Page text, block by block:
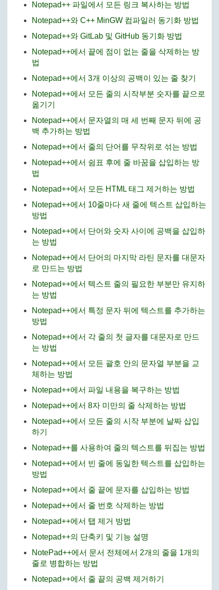
Notepad++ 파일에서 모든 링크 복사하는 방법
Notepad++와 C++ MinGW 컴파일러 동기화 방법
Notepad++와 GitLab 및 GitHub 동기화 방법
Notepad++에서 끝에 점이 없는 줄을 삭제하는 방
법
Notepad++에서 3개 이상의 공백이 있는 줄 찾기
Notepad++에서 모든 줄의 시작부분 숫자를 끝으로
옮기기
Notepad++에서 문자열의 매 세 번째 문자 뒤에 공
백 추가하는 방법
Notepad++에서 줄의 단어를 무작위로 섞는 방법
Notepad++에서 쉼표 후에 줄 바꿈을 삽입하는 방
법
Notepad++에서 모든 HTML 태그 제거하는 방법
Notepad++에서 10줄마다 새 줄에 텍스트 삽입하는
방법
Notepad++에서 단어와 숫자 사이에 공백을 삽입하
는 방법
Notepad++에서 단어의 마지막 라틴 문자를 대문자
로 만드는 방법
Notepad++에서 텍스트 줄의 필요한 부분만 유지하
는 방법
Notepad++에서 특정 문자 뒤에 텍스트를 추가하는
방법
Notepad++에서 각 줄의 첫 글자를 대문자로 만드
는 방법
Notepad++에서 모든 괄호 안의 문자열 부분을 교
체하는 방법
Notepad++에서 파일 내용을 복구하는 방법
Notepad++에서 8자 미만의 줄 삭제하는 방법
Notepad++에서 모든 줄의 시작 부분에 날짜 삽입
하기
Notepad++를 사용하여 줄의 텍스트를 뒤집는 방법
Notepad++에서 빈 줄에 동일한 텍스트를 삽입하는
방법
Notepad++에서 줄 끝에 문자를 삽입하는 방법
Notepad++에서 줄 번호 삭제하는 방법
Notepad++에서 탭 제거 방법
Notepad++의 단축키 및 기능 설명
NotePad++에서 문서 전체에서 2개의 줄을 1개의
줄로 병합하는 방법
Notepad++에서 줄 끝의 공백 제거하기